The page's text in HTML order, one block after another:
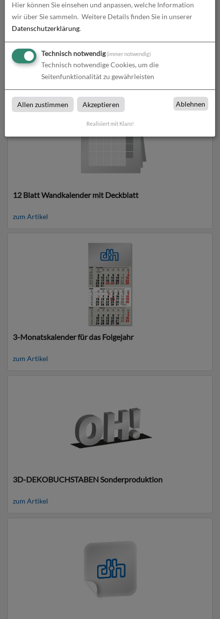
Sonderproduktionen bei Druckerei Hutzler in
Grafenwöhr
Produkte in
12 Blatt Wandkalender mit Deckblatt
zum Artikel
3-Monatskalender für das Folgejahr
zum Artikel
3D-DEKOBUCHSTABEN Sonderproduktion
zum Artikel
Hier können Sie einsehen und anpassen, welche Information
wir über Sie sammeln. Weitere Details finden Sie in unserer
Datenschutzerklärung.
Technisch notwendig(immer notwendig)
Technisch notwendige Cookies, um die
Seitenfunktionalität zu gewährleisten
Allen zustimmen Akzeptieren Ablehnen
Realisiert mit Klaro!